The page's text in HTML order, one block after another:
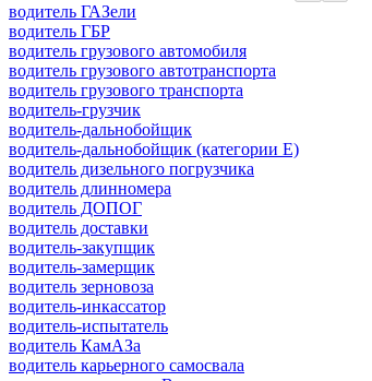
водитель ГАЗели
водитель ГБР
водитель грузового автомобиля
водитель грузового автотранспорта
водитель грузового транспорта
водитель-грузчик
водитель-дальнобойщик
водитель-дальнобойщик (категории Е)
водитель дизельного погрузчика
водитель длинномера
водитель ДОПОГ
водитель доставки
водитель-закупщик
водитель-замерщик
водитель зерновоза
водитель-инкассатор
водитель-испытатель
водитель КамАЗа
водитель карьерного самосвала